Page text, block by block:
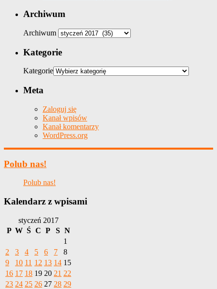
Archiwum
Archiwum
Kategorie
Kategorie
Meta
Zaloguj się
Kanał wpisów
Kanał komentarzy
WordPress.org
Polub nas!
Polub nas!
Kalendarz z wpisami
styczeń 2017
P W Ś C P S N
1
2
3 4 5 6 7
8
9
10 11 12 13 14 15
16 17 18 19 20 21 22
23 24 25 26 27 28 29